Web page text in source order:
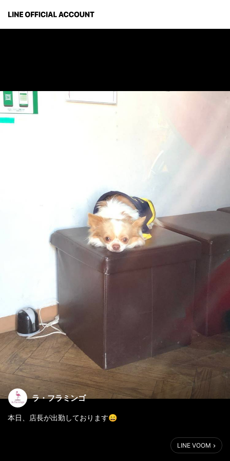
ラ・フラミンゴ
本日、店長が出勤しております😄
LINE VOOM